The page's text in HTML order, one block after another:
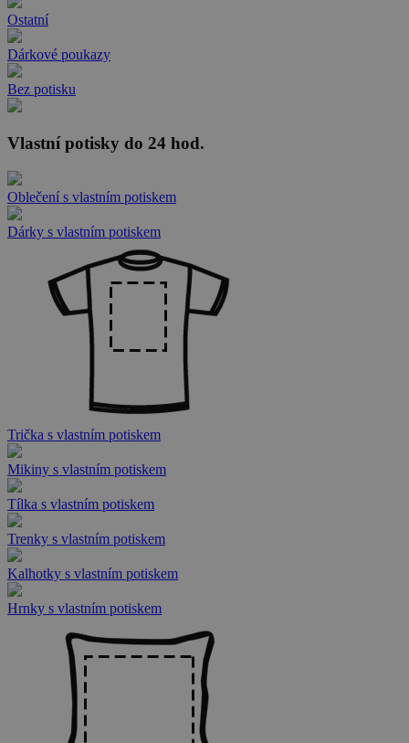
Ostatní
Dárkové poukazy
Bez potisku
Vlastní potisky do 24 hod.
Oblečení s vlastním potiskem
Dárky s vlastním potiskem
Trička s vlastním potiskem
Mikiny s vlastním potiskem
Tílka s vlastním potiskem
Trenky s vlastním potiskem
Kalhotky s vlastním potiskem
Hrnky s vlastním potiskem